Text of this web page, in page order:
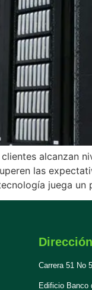
alcanzan
las
juega
Dirección
Carrera 51 No
Edificio Banco